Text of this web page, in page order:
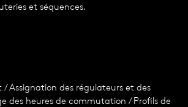
et séquences.
/ Assignation des régulateurs et des
des heures de commutation / Profils de